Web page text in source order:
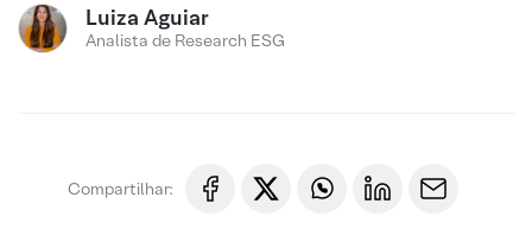
Luiza Aguiar
Analista de Research ESG
Compartilhar: